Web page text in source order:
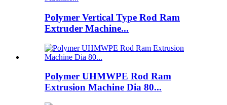
Polymer Vertical Type Rod Ram
Extruder Machine...
Polymer UHMWPE Rod Ram
Extrusion Machine Dia 80...